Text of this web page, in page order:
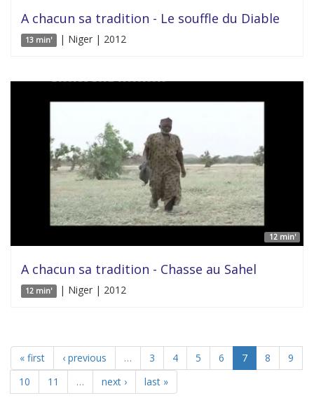
A chacun sa tradition - Le souffle du Diable
13 min' | Niger | 2012
12 min'
A chacun sa tradition - Chasse au Sahel
12 min' | Niger | 2012
« first ‹ previous … 3 4 5 6 7 8
9
10
11 … next › last »